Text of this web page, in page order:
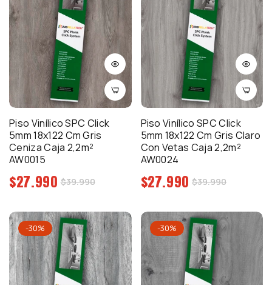
Piso Vinílico SPC Click
5mm 18x122 Cm Gris
Ceniza Caja 2,2m²
AW0015
Precio
regular
$27.990Precio
venta
$39.990
Piso Vinílico SPC Click
5mm 18x122 Cm Gris Claro
Con Vetas Caja 2,2m²
AW0024
Precio
regular
$27.990 Precio
venta
$39.990
-30% -30%